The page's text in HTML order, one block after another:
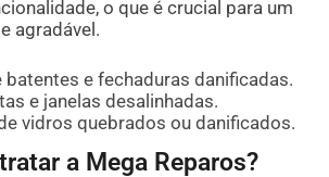
o que é crucial para um
agradável.
batentes e fechaduras danificadas.
e janelas desalinhadas.
vidros quebrados ou danificados.
a Mega Reparos?